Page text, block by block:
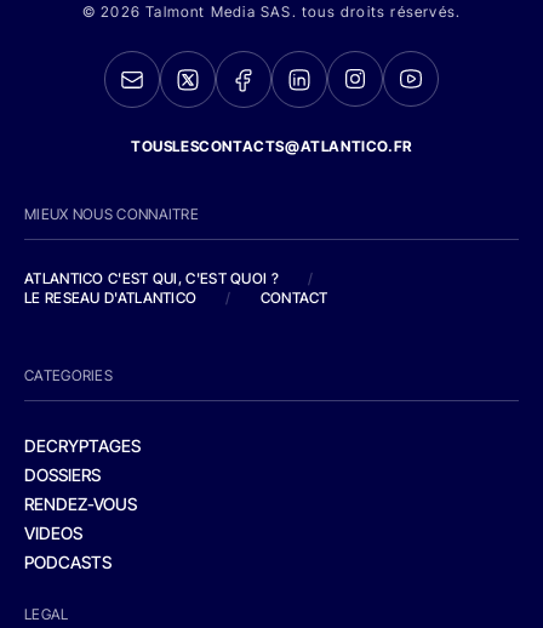
© 2026 Talmont Media SAS. tous droits réservés.
TOUSLESCONTACTS@ATLANTICO.FR
MIEUX NOUS CONNAITRE
ATLANTICO C'EST QUI, C'EST QUOI ?
/
LE RESEAU D'ATLANTICO
/ CONTACT
CATEGORIES
DECRYPTAGES
DOSSIERS
RENDEZ-VOUS
VIDEOS
PODCASTS
LEGAL